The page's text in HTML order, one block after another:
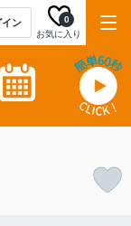
イン
お気に入り
0